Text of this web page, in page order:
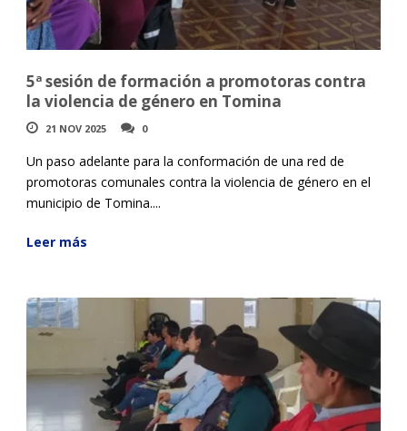
5ª sesión de formación a promotoras contra
la violencia de género en Tomina
21 NOV 2025 0
Un paso adelante para la conformación de una red de
promotoras comunales contra la violencia de género en el
municipio de Tomina....
Leer más